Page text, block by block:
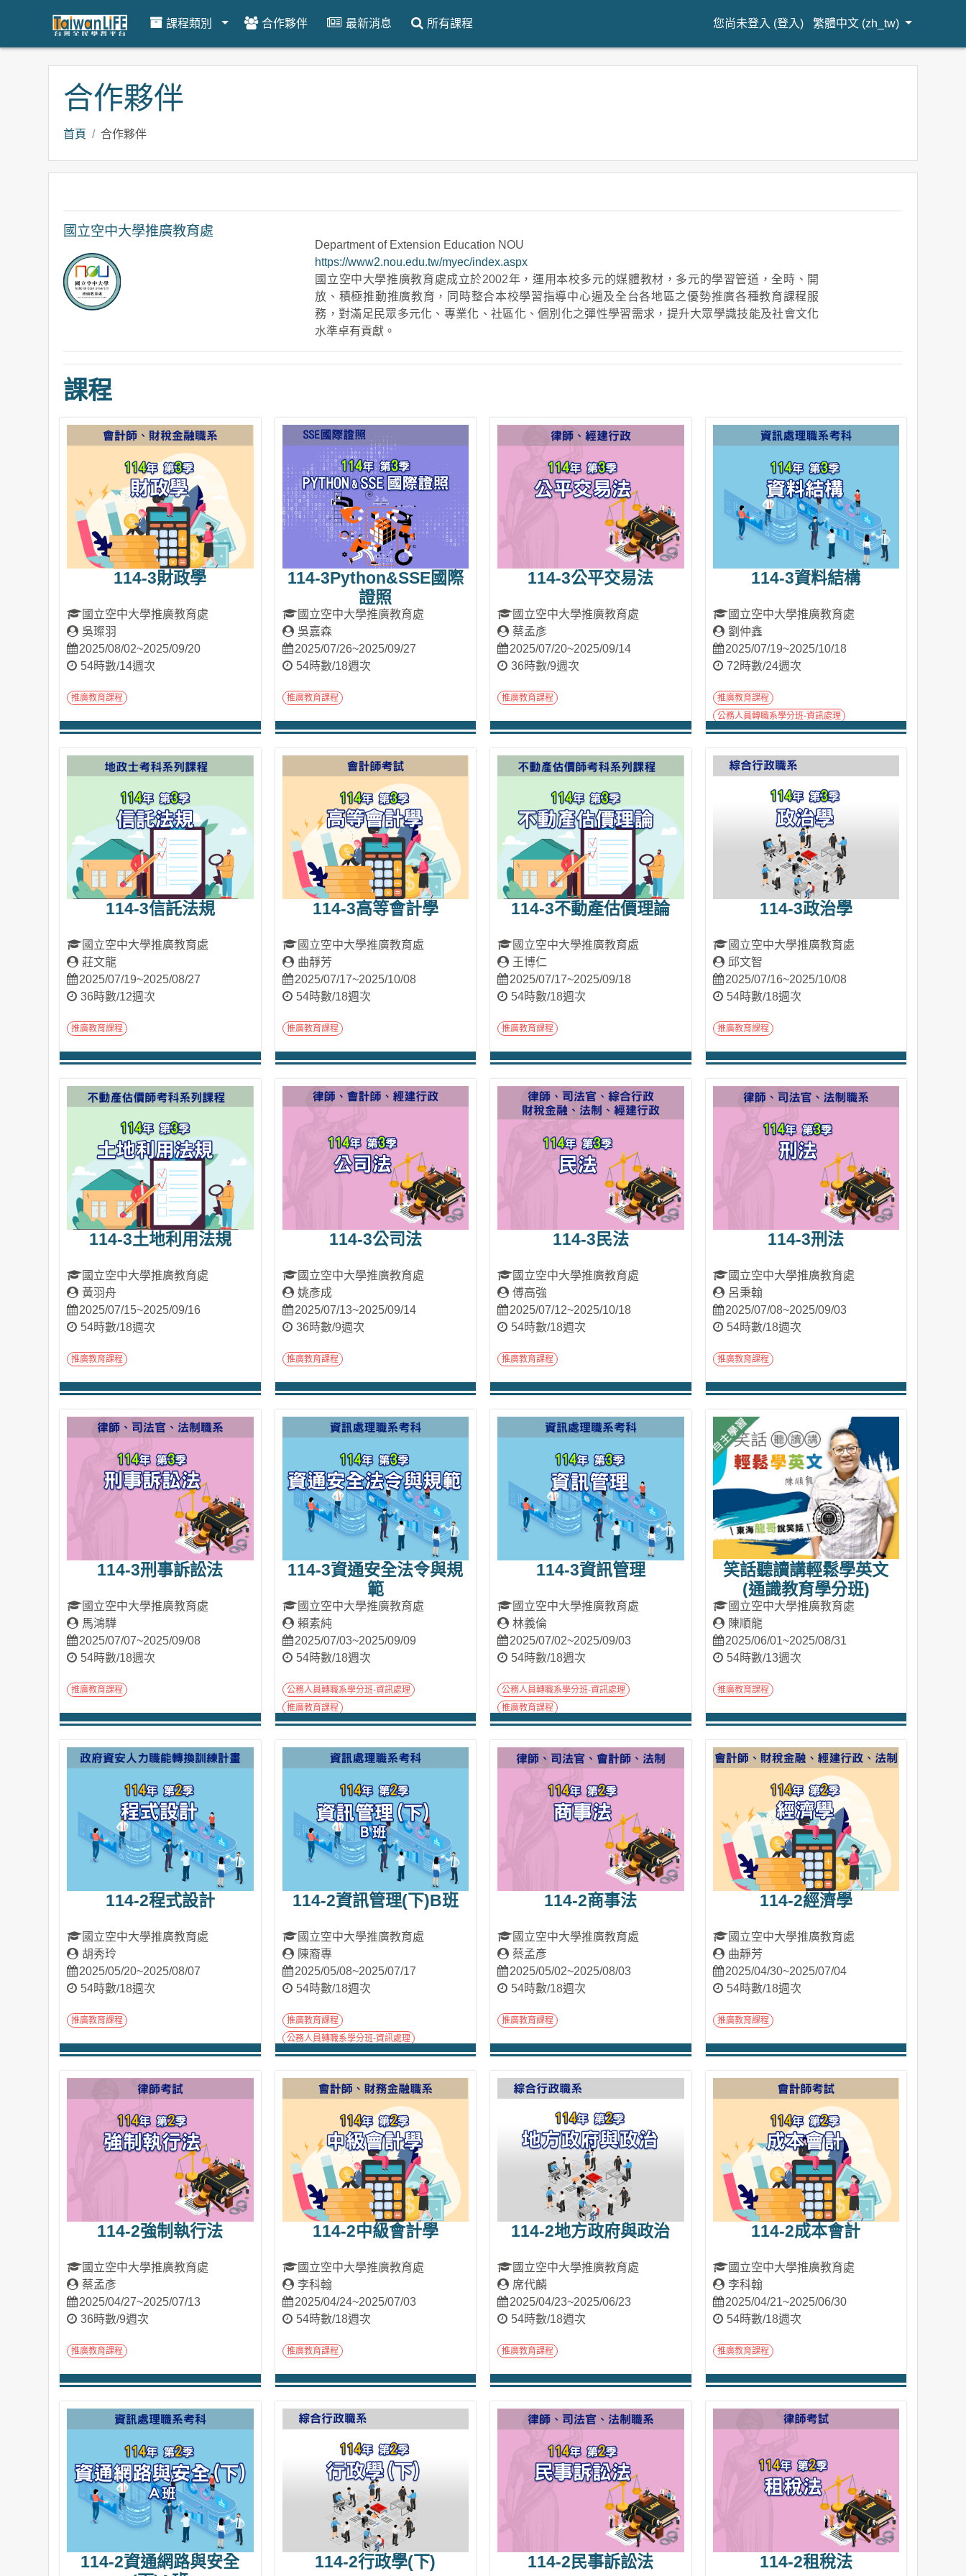
課程類別 合作夥伴 最新消息 所有課程 您尚未登入 (登入) 繁體中文 ‎(zh_tw)‎
合作夥伴
首頁 合作夥伴
國立空中大學推廣教育處
Department of Extension Education NOU
https://www2.nou.edu.tw/myec/index.aspx
國立空中大學推廣教育處成立於2002年，運用本校多元的媒體教材，多元的學習管道，全時、開
放、積極推動推廣教育，同時整合本校學習指導中心遍及全台各地區之優勢推廣各種教育課程服
務，對滿足民眾多元化、專業化、社區化、個別化之彈性學習需求，提升大眾學識技能及社會文化
水準卓有貢獻。
課程
114-3財政學
國立空中大學推廣教育處
吳璨羽
2025/08/02~2025/09/20
54時數/14週次
推廣教育課程
114-3Python&SSE國際
證照
國立空中大學推廣教育處
吳嘉森
2025/07/26~2025/09/27
54時數/18週次
推廣教育課程
114-3公平交易法
國立空中大學推廣教育處
蔡孟彥
2025/07/20~2025/09/14
36時數/9週次
推廣教育課程
114-3資料結構
國立空中大學推廣教育處
劉仲鑫
2025/07/19~2025/10/18
72時數/24週次
推廣教育課程
公務人員轉職系學分班-資訊處理
114-3信託法規
國立空中大學推廣教育處
莊文龍
2025/07/19~2025/08/27
36時數/12週次
推廣教育課程
114-3高等會計學
國立空中大學推廣教育處
曲靜芳
2025/07/17~2025/10/08
54時數/18週次
推廣教育課程
114-3不動產估價理論
國立空中大學推廣教育處
王博仁
2025/07/17~2025/09/18
54時數/18週次
推廣教育課程
114-3政治學
國立空中大學推廣教育處
邱文智
2025/07/16~2025/10/08
54時數/18週次
推廣教育課程
114-3土地利用法規
國立空中大學推廣教育處
黃羽舟
2025/07/15~2025/09/16
54時數/18週次
推廣教育課程
114-3公司法
國立空中大學推廣教育處
姚彥成
2025/07/13~2025/09/14
36時數/9週次
推廣教育課程
114-3民法
國立空中大學推廣教育處
傅高強
2025/07/12~2025/10/18
54時數/18週次
推廣教育課程
114-3刑法
國立空中大學推廣教育處
呂秉翰
2025/07/08~2025/09/03
54時數/18週次
推廣教育課程
114-3刑事訴訟法
國立空中大學推廣教育處
馬鴻驊
2025/07/07~2025/09/08
54時數/18週次
推廣教育課程
114-3資通安全法令與規
範
國立空中大學推廣教育處
賴素純
2025/07/03~2025/09/09
54時數/18週次
公務人員轉職系學分班-資訊處理
推廣教育課程
114-3資訊管理
國立空中大學推廣教育處
林義倫
2025/07/02~2025/09/03
54時數/18週次
公務人員轉職系學分班-資訊處理
推廣教育課程
笑話聽讀講輕鬆學英文
(通識教育學分班)
國立空中大學推廣教育處
陳順龍
2025/06/01~2025/08/31
54時數/13週次
推廣教育課程
114-2程式設計
國立空中大學推廣教育處
胡秀玲
2025/05/20~2025/08/07
54時數/18週次
推廣教育課程
114-2資訊管理(下)B班
國立空中大學推廣教育處
陳裔專
2025/05/08~2025/07/17
54時數/18週次
推廣教育課程
公務人員轉職系學分班-資訊處理
114-2商事法
國立空中大學推廣教育處
蔡孟彥
2025/05/02~2025/08/03
54時數/18週次
推廣教育課程
114-2經濟學
國立空中大學推廣教育處
曲靜芳
2025/04/30~2025/07/04
54時數/18週次
推廣教育課程
114-2強制執行法
國立空中大學推廣教育處
蔡孟彥
2025/04/27~2025/07/13
36時數/9週次
推廣教育課程
114-2中級會計學
國立空中大學推廣教育處
李科翰
2025/04/24~2025/07/03
54時數/18週次
推廣教育課程
114-2地方政府與政治
國立空中大學推廣教育處
席代麟
2025/04/23~2025/06/23
54時數/18週次
推廣教育課程
114-2成本會計
國立空中大學推廣教育處
李科翰
2025/04/21~2025/06/30
54時數/18週次
推廣教育課程
114-2資通網路與安全
114-2行政學(下) 114-2民事訴訟法 114-2租稅法